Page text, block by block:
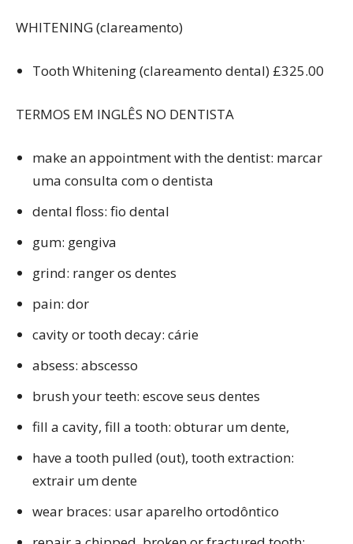
WHITENING (clareamento)
Tooth Whitening (clareamento dental) £325.00
TERMOS EM INGLÊS NO DENTISTA
make an appointment with the dentist: marcar
uma consulta com o dentista
dental floss: fio dental
gum: gengiva
grind: ranger os dentes
pain: dor
cavity or tooth decay: cárie
absess: abscesso
brush your teeth: escove seus dentes
fill a cavity, fill a tooth: obturar um dente,
have a tooth pulled (out), tooth extraction:
extrair um dente
wear braces: usar aparelho ortodôntico